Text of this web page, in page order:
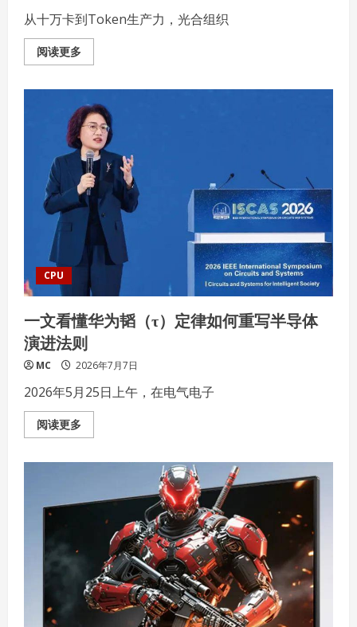
从十万卡到Token生产力，光合组织
阅读更多Read
more
组
织
2026
智
能
计
算
应
用
大
会
在
郑
州
开
CPU
一文看懂华为韬（τ）定律如何重写半导体
演进法则
MC 2026年7月7日
2026年5月25日上午，在电气电子
阅读更多Read
more
华
何
重
写
半